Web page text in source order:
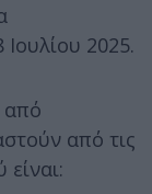
2025.
από
από τις